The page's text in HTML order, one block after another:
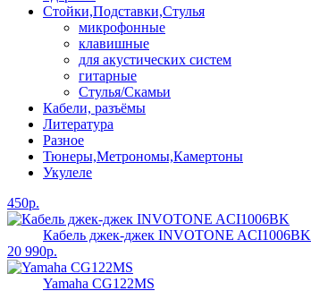
Стойки,Подставки,Стулья
микрофонные
клавишные
для акустических систем
гитарные
Стулья/Скамьи
Кабели, разъёмы
Литература
Разное
Тюнеры,Метрономы,Камертоны
Укулеле
450р.
Кабель джек-джек INVOTONE ACI1006BK
20 990р.
Yamaha CG122MS